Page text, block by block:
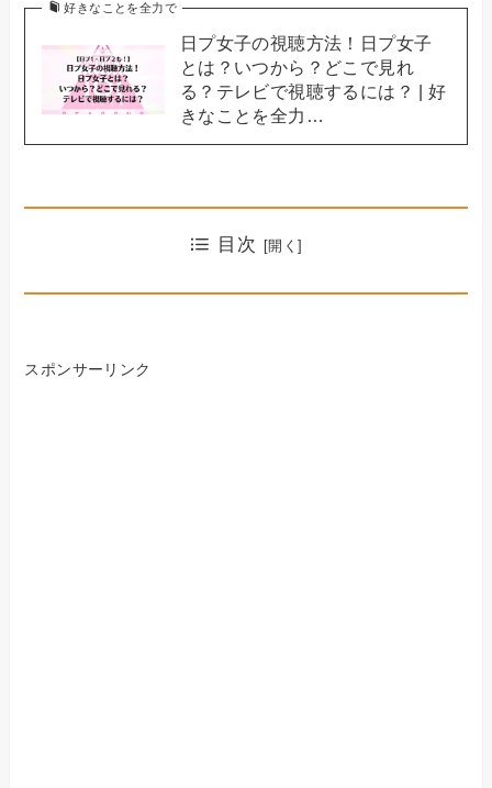
好きなことを全力で
日プ女子の視聴方法！日プ女子
とは？いつから？どこで見れ
る？テレビで視聴するには？ | 好
きなことを全力…
目次
スポンサーリンク